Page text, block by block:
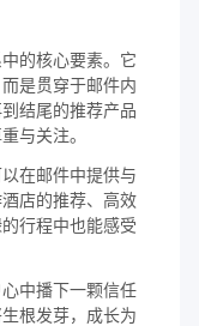
的核心要素。它
是贯穿于邮件内
结尾的推荐产品
与关注。
在邮件中提供与
店的推荐、高效
行程中也能感受
中播下一颗信任
根发芽，成长为